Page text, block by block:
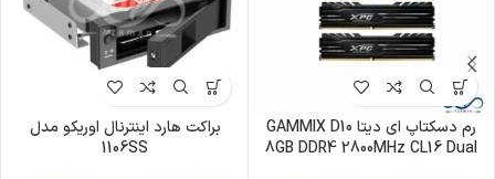
رم دسکتاپ ای دیتا GAMMIX D10
8GB DDR4 2800MHz CL16 Dual
براکت هارد اینترنال اوریکو مدل
1106SS